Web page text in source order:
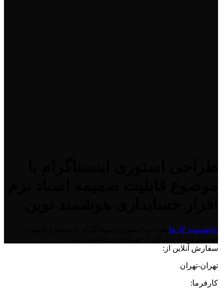
خانهنمونه کارها
سفارش آنلاین از:
تهران-تهران
کارفرما: